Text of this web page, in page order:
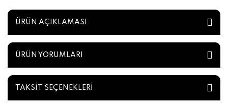
ÜRÜN AÇIKLAMASI
ÜRÜN YORUMLARI
TAKSİT SEÇENEKLERİ